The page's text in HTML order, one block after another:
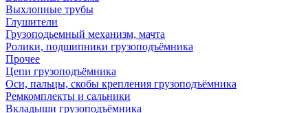
Выхлопные трубы
Глушители
Грузоподьемный механизм, мачта
Ролики, подшипники грузоподъёмника
Прочее
Цепи грузоподъёмника
Оси, пальцы, скобы крепления грузоподъёмника
Ремкомплекты и сальники
Вкладыши грузоподъёмника